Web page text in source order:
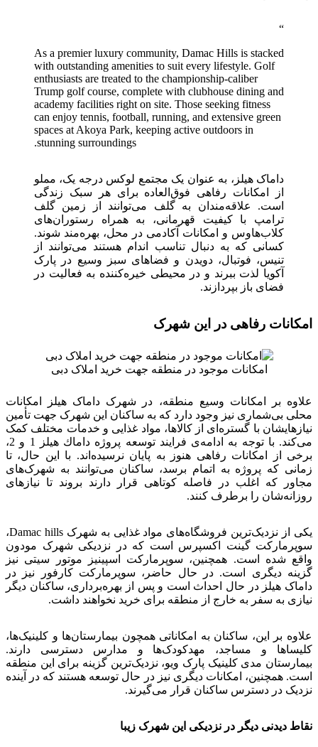
As a premier luxury community, Damac Hills is stacked
with outstanding amenities to suit every lifestyle. Golf
enthusiasts are treated to the championship-caliber
Trump golf course, complete with clubhouse dining and
academy facilities right on site. Those seeking fitness
can enjoy tennis, football, running, and extensive green
spaces at Akoya Park, keeping active outdoors in
stunning surroundings.
داماک هیلز، به عنوان یک مجتمع لوکس درجه یک، مملو
از امکانات رفاهی فوق‌العاده برای هر سبک زندگی
است. علاقه‌مندان به گلف می‌توانند از زمین گلف
ترامپ با کیفیت قهرمانی، به همراه رستوران‌های
کلاب‌هاوس و امکانات آکادمی در محل، بهره‌مند شوند.
کسانی که به دنبال تناسب اندام هستند می‌توانند از
تنیس، فوتبال، دویدن و فضاهای سبز وسیع در پارک
آکویا لذت ببرند و در محیطی خیره‌کننده به فعالیت در
فضای باز بپردازند.
امکانات رفاهی در این شهرک
امکانات موجود در منطقه جهت خرید املاک دبی
علاوه بر امکانات وسیع منطقه، در شهرک داماک هیلز امکانات
محلی بی‌شماری نیز وجود دارد که به ساکنان این شهرک جهت تأمین
نیازهایشان با گستره‌ای از کالاها، مواد غذایی و خدمات مختلف کمک
می‌کند. با توجه به ادامه‌ی فرایند توسعه پروژه داماك هيلز 1 و 2،
برخی از امکانات رفاهی هنوز به پایان نرسیده‌اند. با این حال، تا
زمانی که پروژه به اتمام برسد، ساکنان می‌توانند به شهرک‌های
مجاور که اغلب در فاصله کوتاهی قرار دارند بروند تا نیازهای
روزانه‌شان را برطرف کنند.
یکی از نزدیک‌ترین فروشگاه‌های مواد غذایی به شهرک Damac hills،
سوپرمارکت گینت اکسپرس است که در نزدیکی شهرک مودون
واقع شده است. همچنین، سوپرمارکت اسپینیز موتور سیتی نیز
گزینه دیگری است. در حال حاضر، سوپرمارکت کارفور نیز در
داماک هیلز در حال احداث است و پس از بهره‌برداری، ساکنان دیگر
نیازی به سفر به خارج از منطقه برای خرید نخواهند داشت.
علاوه بر این، ساکنان به امکاناتی همچون بیمارستان‌ها و کلینیک‌ها،
کلیساها و مساجد، مهدکودک‌ها و مدارس دسترسی دارند.
بیمارستان مدی کلینیک پارک ویو، نزدیک‌ترین گزینه برای این منطقه
است. همچنین، امکانات دیگری نیز در حال توسعه هستند که در آینده
نزدیک در دسترس ساکنان قرار می‌گیرند.
نقاط دیدنی دیگر در نزدیکی این شهرک زیبا